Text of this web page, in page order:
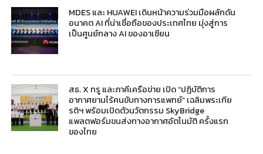
MDES และ HUAWEI เดินหน้าความร่วมมือผลักดัน
อนาคต AI ที่น่าเชื่อถือของประเทศไทย มุ่งสู่การ
เป็นศูนย์กลาง AI ของอาเซียน
สธ. X ทรู และภาคีเครือข่าย เปิด “ปฏิบัติการ
อากาศยานไร้คนขับทางการแพทย์” เฉลิมพระเกีย
รติฯ พร้อมเปิดตัวนวัตกรรม SkyBridge
แพลตฟอร์มขนส่งทางอากาศอัตโนมัติ ครั้งแรก
ของไทย